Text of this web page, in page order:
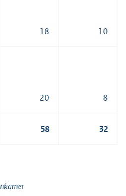
18 10
20 8
58 32